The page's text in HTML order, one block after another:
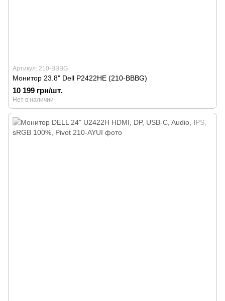
Артикул: 210-BBBG
Монитор 23.8" Dell P2422HE (210-BBBG)
10 199 грн/шт.
Нет в наличии